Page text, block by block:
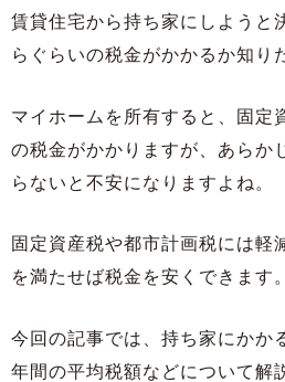
賃貸住宅から持ち家にしようと
らぐらいの税金がかかるか知り
マイホームを所有すると、固定
の税金がかかりますが、あらか
らないと不安になりますよね。
固定資産税や都市計画税には軽
を満たせば税金を安くできます。
今回の記事では、持ち家にかか
年間の平均税額などについて解